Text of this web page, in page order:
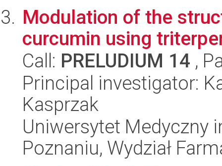
Modulation of the
curcumin using
Call: PRELUDIUM 14 ,
Principal investigator:
Kasprzak
Uniwersytet Medyczny
Poznaniu, Wydział